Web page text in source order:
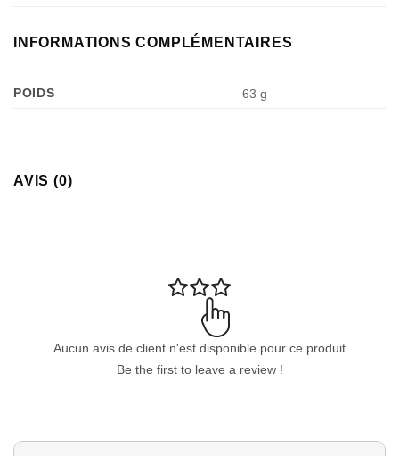
INFORMATIONS COMPLÉMENTAIRES
POIDS 63 g
AVIS (0)
Aucun avis de client n'est disponible pour ce produit
Be the first to leave a review !